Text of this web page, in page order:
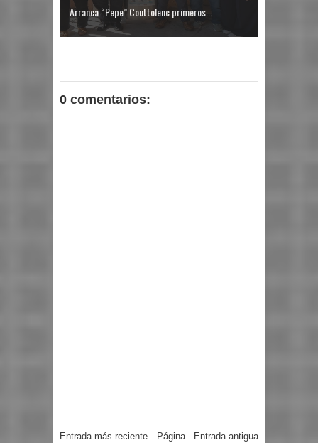
Arranca “Pepe” Couttolenc primeros...
0 comentarios:
Entrada más reciente Entrada antigua
Página